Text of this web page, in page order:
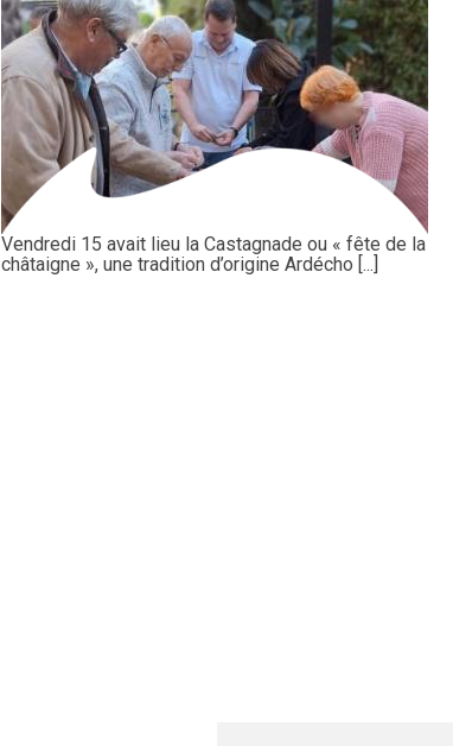
Vendredi 15 avait lieu la Castagnade ou « fête de la
châtaigne », une tradition d’origine Ardécho [...]